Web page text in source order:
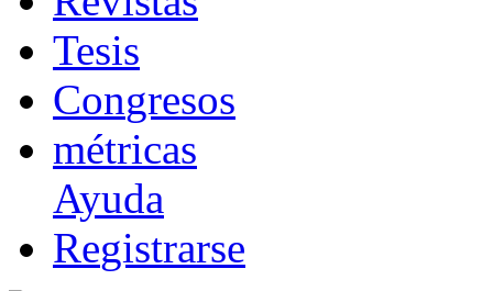
Tesis
Congresos
métricas
Ayuda
Registrarse